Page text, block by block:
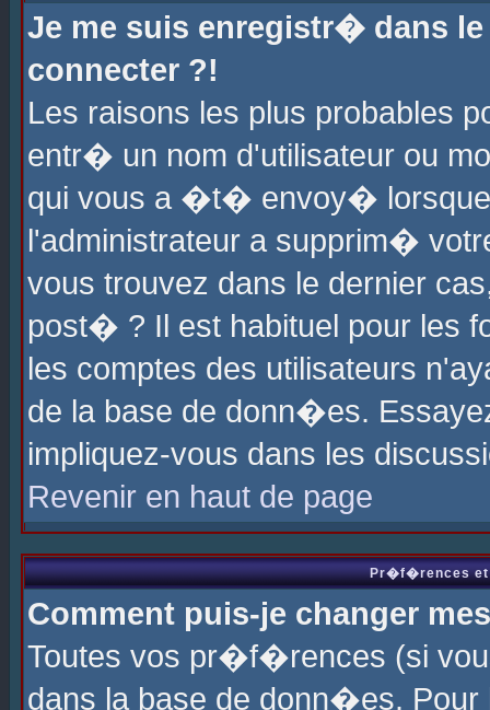
Je me suis enregistr� dans
connecter ?!
Les raisons les plus probables
entr� un nom d'utilisateur ou
qui vous a �t� envoy�
l'administrateur a supprim�
vous trouvez dans le dernier
post� ? Il est habituel pour les
les comptes des utilisateurs
de la base de donn�es.
impliquez-vous dans les
Revenir en haut de page
Pr�f�rences et
Comment puis-je changer
Toutes vos pr�f�rences (si
dans la base de donn�es.